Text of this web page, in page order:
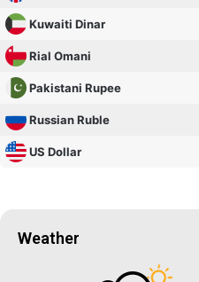
Kuwaiti Dinar
Rial Omani
Pakistani Rupee
Russian Ruble
US Dollar
Weather